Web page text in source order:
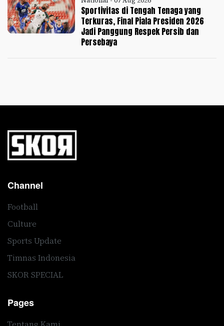
Sportivitas di Tengah Tenaga yang
Terkuras, Final Piala Presiden 2026
Jadi Panggung Respek Persib dan
Persebaya
Channel
Football
Culture
Sports Update
Timnas Indonesia
SKOR SPECIAL
Pages